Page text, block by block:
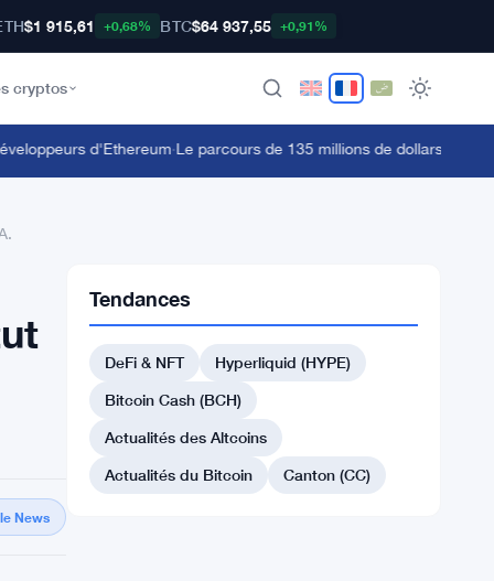
$1 915,61 +0,68% BTC$64 937,55 +0,91%
cryptos
d'Ethereum·Le parcours de 135 millions de dollars en
News
Tendances
DeFi & NFT
Hyperliquid (HYPE)
Bitcoin Cash (BCH)
Actualités des Altcoins
Actualités du Bitcoin
Canton (CC)